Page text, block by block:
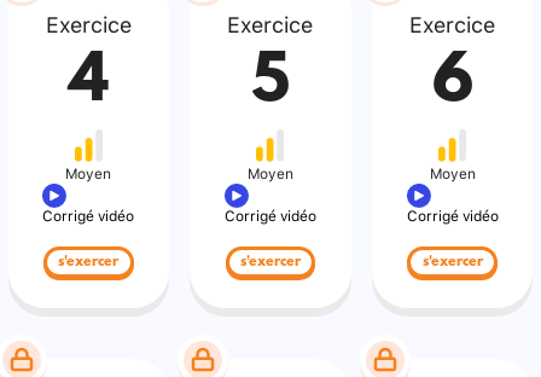
Exercice
4
Moyen
Corrigé vidéo
s'exercer
Exercice
5
Moyen
Corrigé vidéo
s'exercer
Exercice
6
Moyen
Corrigé vidéo
s'exercer